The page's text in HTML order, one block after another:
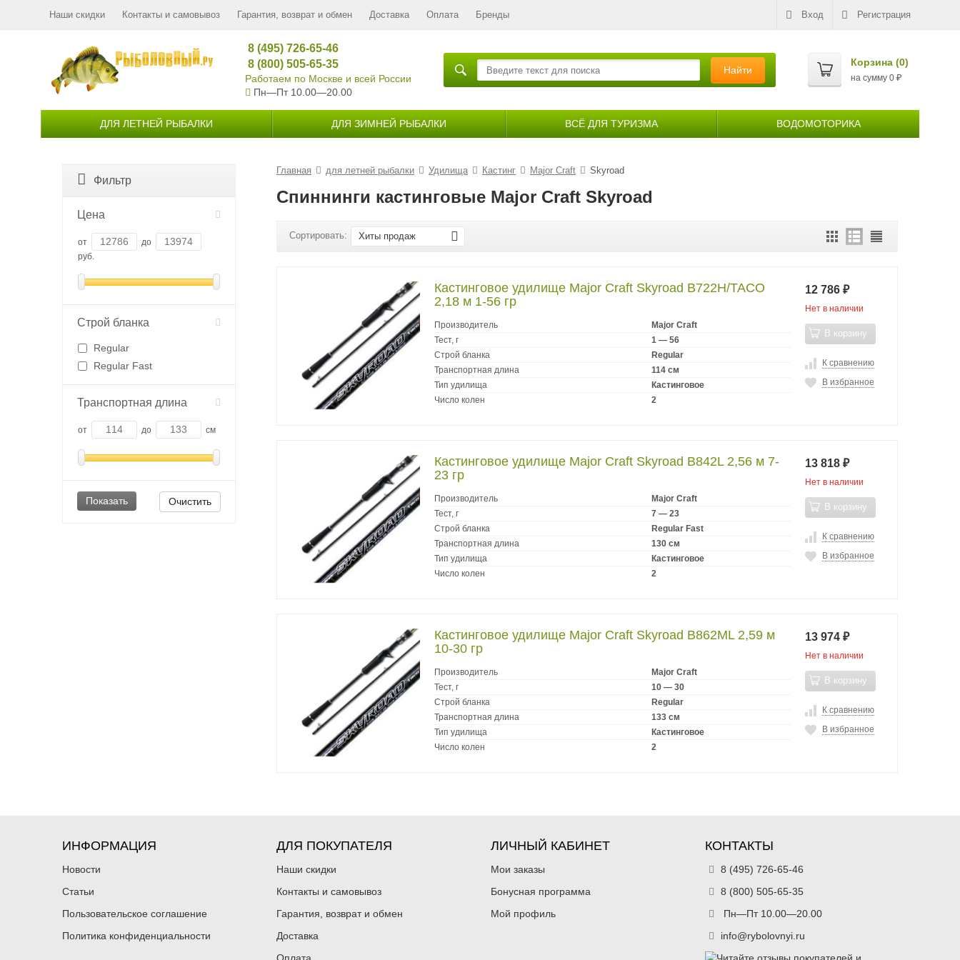
Вход Регистрация
Наши скидки Контакты и самовывоз Гарантия, возврат и обмен Доставка Оплата Бренды
8 (495) 726-65-46
8 (800) 505-65-35
Работаем по Москве и всей России
Пн—Пт 10.00—20.00
Найти
Корзина (0)
на сумму 0 ₽
ДЛЯ ЛЕТНЕЙ РЫБАЛКИ ДЛЯ ЗИМНЕЙ РЫБАЛКИ ВСЁ ДЛЯ ТУРИЗМА ВОДОМОТОРИКА
Главная для летней рыбалки Удилища Кастинг Major Craft Skyroad
Спиннинги кастинговые Major Craft Skyroad
Сортировать: Хиты продаж
Кастинговое удилище Major Craft Skyroad B722H/TACO
2,18 м 1-56 гр
Производитель
Major Craft
Тест, г
1 — 56
Строй бланка
Regular
Транспортная длина
114 см
Тип удилища
Кастинговое
Число колен
2
12 786 ₽
Нет в наличии
В корзину
К сравнению
В избранное
Кастинговое удилище Major Craft Skyroad B842L 2,56 м 7-
23 гр
Производитель
Major Craft
Тест, г
7 — 23
Строй бланка
Regular Fast
Транспортная длина
130 см
Тип удилища
Кастинговое
Число колен
2
13 818 ₽
Нет в наличии
В корзину
К сравнению
В избранное
Кастинговое удилище Major Craft Skyroad B862ML 2,59 м
10-30 гр
Производитель
Major Craft
Тест, г
10 — 30
Строй бланка
Regular
Транспортная длина
133 см
Тип удилища
Кастинговое
Число колен
2
13 974 ₽
Нет в наличии
В корзину
К сравнению
В избранное
Фильтр
Цена
от
до
руб.
Строй бланка
Regular
Regular Fast
Транспортная длина
от до см
Очистить
ИНФОРМАЦИЯ
Новости
Статьи
Пользовательское соглашение
Политика конфиденциальности
ДЛЯ ПОКУПАТЕЛЯ
Наши скидки
Контакты и самовывоз
Гарантия, возврат и обмен
Доставка
ЛИЧНЫЙ КАБИНЕТ
Мои заказы
Бонусная программа
Мой профиль
КОНТАКТЫ
8 (495) 726-65-46
8 (800) 505-65-35
Пн—Пт 10.00—20.00
info@rybolovnyi.ru